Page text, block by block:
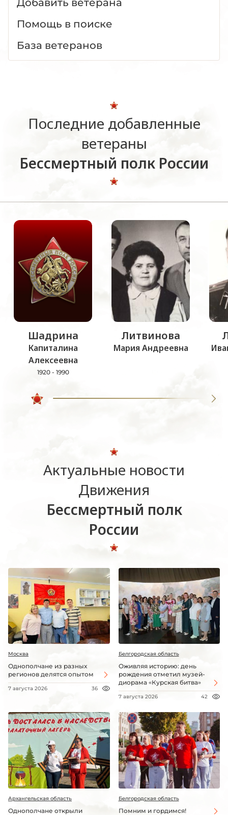
Помощь в поиске
База ветеранов
Последние добавленные
ветераны
Бессмертный полк России
Шадрина
Капиталина
Алексеевна
1920 - 1990
Литвинова
Мария Андреевна
Актуальные новости
Движения
Бессмертный полк
России
Москва
Однополчане из разных
регионов делятся опытом
7 августа 2026 36
Белгородская область
Оживляя историю: день
рождения отметил музей-
диорама «Курская битва»
7 августа 2026 42
Архангельская область
Однополчане открыли
Белгородская область
Помним и гордимся!